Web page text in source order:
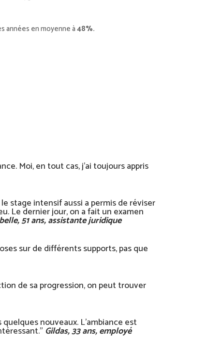
années en moyenne à48%.
Moi, en tout cas, j’ai toujours appris
stage intensif aussi a permis de réviser
Le dernier jour, on a fait un examen
51 ans, assistante juridique
sur de différents supports, pas que
de sa progression, on peut trouver
nouveaux. L’ambiance est
Gildas, 33 ans, employé